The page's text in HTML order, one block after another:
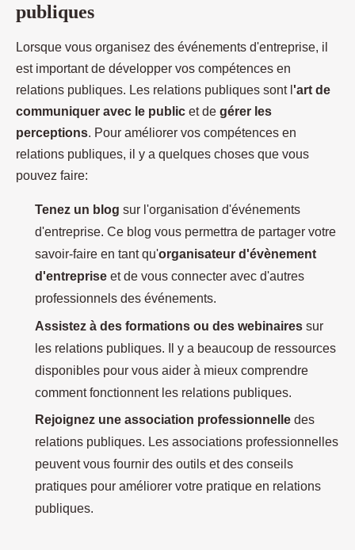
publiques
Lorsque vous organisez des événements d'entreprise, il
est important de développer vos compétences en
relations publiques. Les relations publiques sont l 'art de
communiquer avec le public et de gérer les
perceptions. Pour améliorer vos compétences en
relations publiques, il y a quelques choses que vous
pouvez faire:
Tenez un blog sur l'organisation d'événements
d'entreprise. Ce blog vous permettra de partager votre
savoir-faire en tant qu'organisateur d'évènement
d'entreprise et de vous connecter avec d'autres
professionnels des événements.
Assistez à des formations ou des webinaires sur
les relations publiques. Il y a beaucoup de ressources
disponibles pour vous aider à mieux comprendre
comment fonctionnent les relations publiques.
Rejoignez une association professionnelle des
relations publiques. Les associations professionnelles
peuvent vous fournir des outils et des conseils
pratiques pour améliorer votre pratique en relations
publiques.